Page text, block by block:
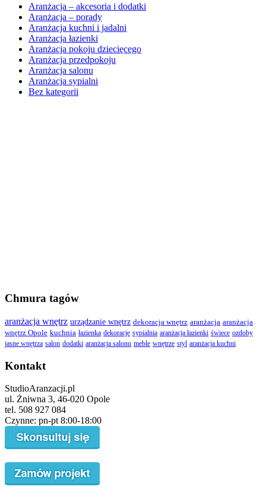
Aranżacja – akcesoria i dodatki
Aranżacja – porady
Aranżacja kuchni i jadalni
Aranżacja łazienki
Aranżacja pokoju dziecięcego
Aranżacja przedpokoju
Aranżacja salonu
Aranżacja sypialni
Bez kategorii
Chmura tagów
aranżacja wnętrz urządzanie wnętrz dekoracja wnętrz aranżacja aranżacja
wnętrz Opole kuchnia łazienka dekoracje sypialnia aranżacja łazienki świece ozdoby
jasne wnętrza salon dodatki aranżacja salonu meble wnętrze styl aranżacja kuchni
Kontakt
StudioAranzacji.pl
ul. Żniwna 3, 46-020 Opole
tel. 508 927 084
Czynne: pn-pt 8:00-18:00